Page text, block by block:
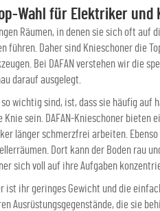
Wahl für Elektriker und
Räumen, in denen sie sich oft auf
führen. Daher sind Knieschoner die
Bei DAFAN verstehen wir die
darauf ausgelegt.
wichtig sind, ist, dass sie häufig auf
sein. DAFAN-Knieschoner bieten
länger schmerzfrei arbeiten.
Dort kann der Boden rau
sich voll auf ihre Aufgaben
ist ihr geringes Gewicht und die
Ausrüstungsgegenstände, die sie